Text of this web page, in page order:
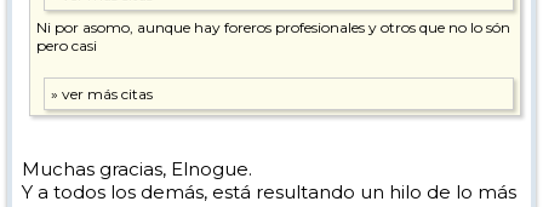
Ni por asomo, aunque hay foreros profesionales y otros que no lo són
pero casi
cuñao o a Skiadorkool94...
Formar a un profesional de nivel alto, es muy costoso, tanto en
tiempo como en dinero, no vale con leerse un puñado de catálogos.
Muchas gracias, Elnogue.
Y a todos los demás, está resultando un hilo de lo más